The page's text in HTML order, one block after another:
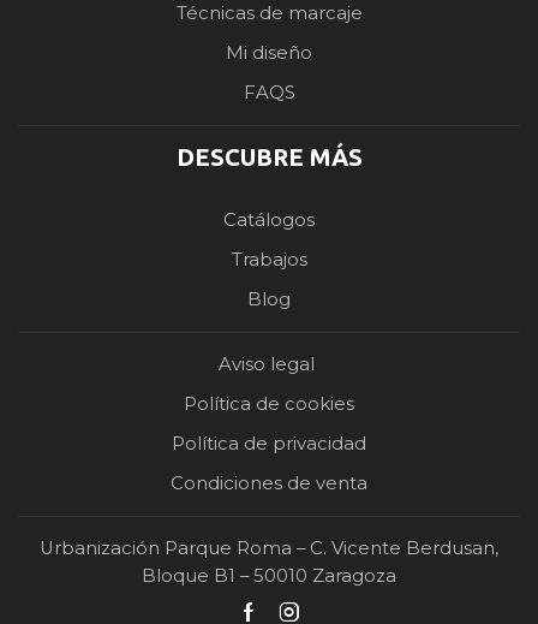
Técnicas de marcaje
Mi diseño
FAQS
DESCUBRE MÁS
Catálogos
Trabajos
Blog
Aviso legal
Política de cookies
Política de privacidad
Condiciones de venta
Urbanización Parque Roma – C. Vicente Berdusan,
Bloque B1 – 50010 Zaragoza